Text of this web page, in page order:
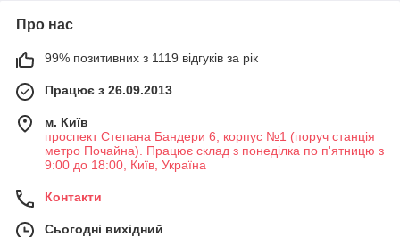
Про нас
99% позитивних з 1119 відгуків за рік
Працює з 26.09.2013
м. Київ
проспект Степана Бандери 6, корпус №1 (поруч станція
метро Почайна). Працює склад з понеділка по п'ятницю з
9:00 до 18:00, Київ, Україна
Контакти
Сьогодні вихідний